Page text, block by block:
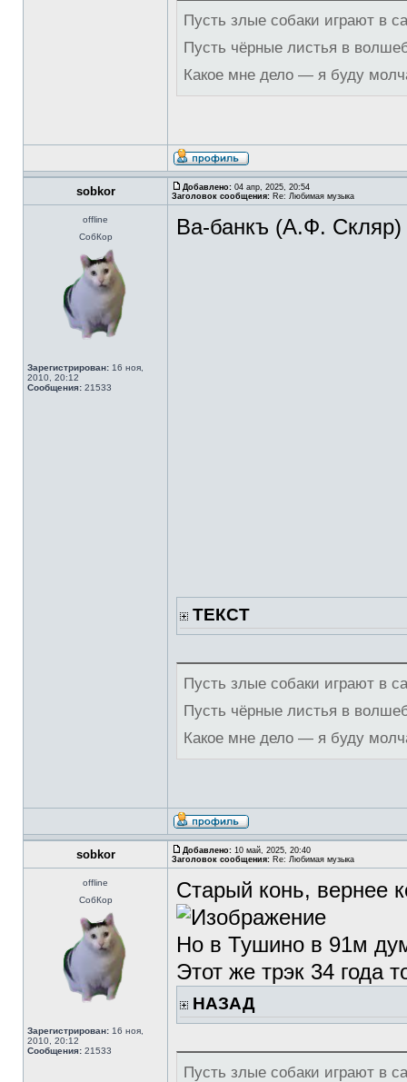
Пусть злые собаки играют в
Пусть чёрные листья в
Какое мне дело — я буду
sobkor Добавлено: 04 апр, 2025, 20:54
Заголовок сообщения: Re: Любимая музыка
offline
СобКор
Зарегистрирован: 16 ноя,
2010, 20:12
Сообщения: 21533
Ва-банкъ (А.Ф.
ТЕКСТ
Пусть злые собаки играют в
Пусть чёрные листья в
Какое мне дело — я буду
sobkor Добавлено: 10 май, 2025, 20:40
Заголовок сообщения: Re: Любимая музыка
offline
СобКор
Зарегистрирован: 16 ноя,
2010, 20:12
Сообщения: 21533
Старый конь, вернее
Но в Тушино в 91м
Этот же трэк 34 года
НАЗАД
Пусть злые собаки играют в